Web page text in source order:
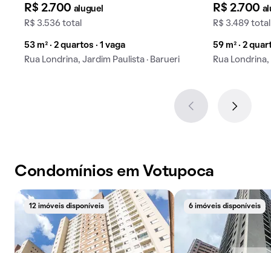
R$ 2.700 aluguel
R$ 3.536 total
53 m² · 2 quartos · 1 vaga
Rua Londrina, Jardim Paulista · Barueri
R$ 2.700
R$ 3.489 total
59 m² · 2
Rua
Condomínios em Votupoca
12 imóveis disponíveis 6 imóveis disponíveis